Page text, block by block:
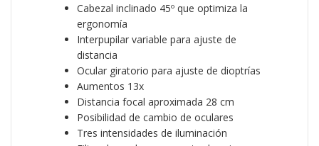
Cabezal inclinado 45º que optimiza la
ergonomía
Interpupilar variable para ajuste de
distancia
Ocular giratorio para ajuste de dioptrías
Aumentos 13x
Distancia focal aproximada 28 cm
Posibilidad de cambio de oculares
Tres intensidades de iluminación